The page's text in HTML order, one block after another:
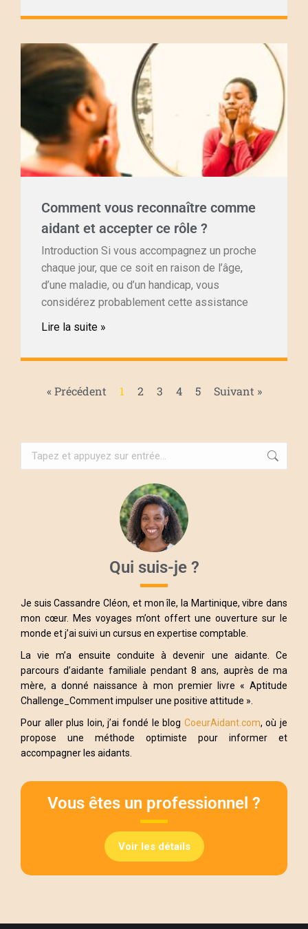
Comment vous reconnaître comme
aidant et accepter ce rôle ?
Introduction Si vous accompagnez un proche
chaque jour, que ce soit en raison de l’âge,
d’une maladie, ou d’un handicap, vous
considérez probablement cette assistance
Lire la suite »
« Précédent 1 2 3 4 5 Suivant »
Qui suis-je ?
Je suis Cassandre Cléon, et mon île, la Martinique, vibre dans
mon cœur. Mes voyages m’ont offert une ouverture sur le
monde et j’ai suivi un cursus en expertise comptable.
La vie m’a ensuite conduite à devenir une aidante. Ce
parcours d’aidante familiale pendant 8 ans, auprès de ma
mère, a donné naissance à mon premier livre « Aptitude
Challenge_Comment impulser une positive attitude ».
Pour aller plus loin, j’ai fondé le blog CoeurAidant.com, où je
propose une méthode optimiste pour informer et
accompagner les aidants.
Vous êtes un professionnel ?
Voir les détails